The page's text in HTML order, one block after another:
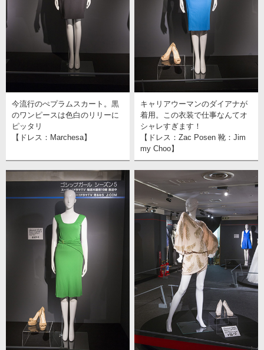
今流行のぺプラムスカート。黒
のワンピースは色白のリリーに
ピッタリ
【ドレス：Marchesa】
キャリアウーマンのダイアナが
着用。この衣装で仕事なんてオ
シャレすぎます！
【ドレス：Zac Posen 靴：Jim
my Choo】